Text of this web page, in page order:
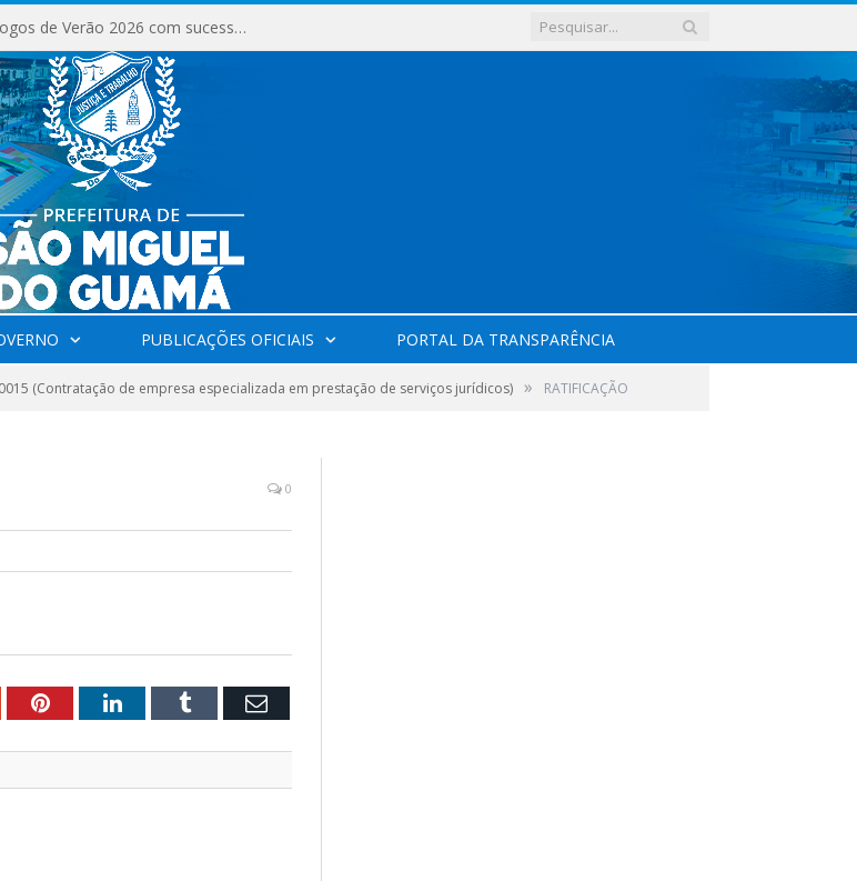
São Miguel do Guamá encerra os Jogos de Verão 2026 com sucesso de público e competições.
PUBLICAÇÕES OFICIAIS PORTAL DA TRANSPARÊNCIA
(Contratação de empresa especializada em prestação de serviços jurídicos) » RATIFICAÇÃO
0
PinterestLinkedInTumblr Email